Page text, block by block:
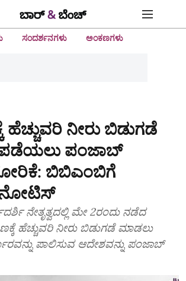
ಸಂದರ್ಶನಗಳು ಅಂಕಣಗಳು
ನೀರು ಬಿಡುಗಡೆ
ಪಂಜಾಬ್
ಬಿಬಿಎಂಬಿಗೆ
ನೋಟಿಸ್
ನೇತೃತ್ವದಲ್ಲಿ ಮೇ 2ರಂದು ನಡೆದ
ಹೆಚ್ಚುವರಿ ನೀರು ಬಿಡುಗಡೆ ಮಾಡಲು
ಪಾಲಿಸುವ ಆದೇಶವನ್ನು ಪಂಜಾಬ್